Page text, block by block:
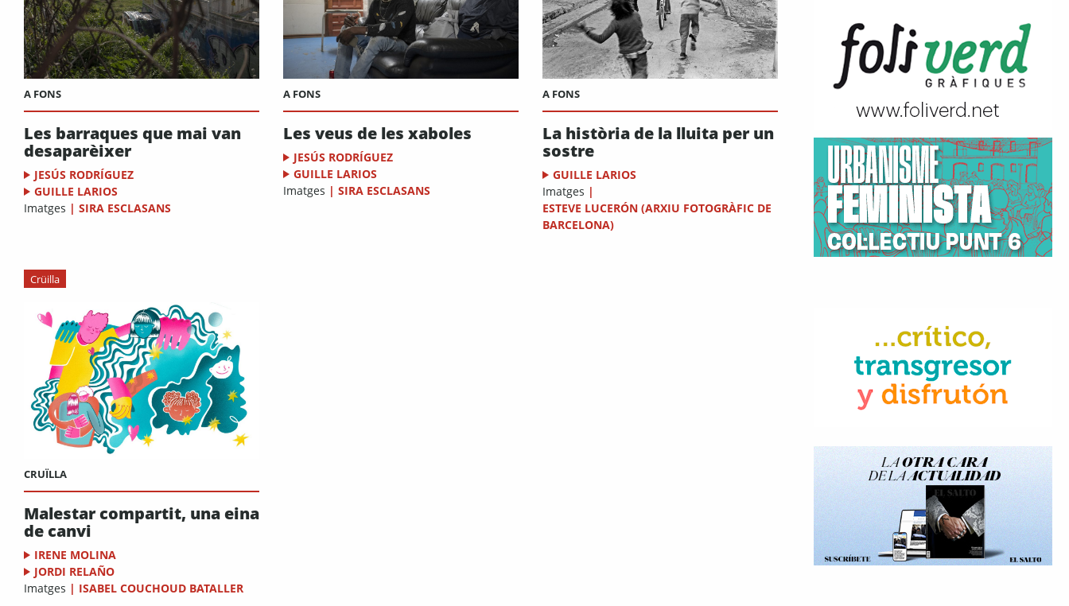
A FONS
Les barraques que mai van
desaparèixer
JESÚS RODRÍGUEZ
GUILLE LARIOS
Imatges | SIRA ESCLASANS
A FONS
Les veus de les xaboles
JESÚS RODRÍGUEZ
GUILLE LARIOS
Imatges | SIRA ESCLASANS
A FONS
La història de la lluita per un
sostre
GUILLE LARIOS
Imatges |
ESTEVE LUCERÓN (ARXIU FOTOGRÀFIC DE
BARCELONA)
Crüilla
CRUÏLLA
Malestar compartit, una eina
de canvi
IRENE MOLINA
JORDI RELAÑO
Imatges | ISABEL COUCHOUD BATALLER